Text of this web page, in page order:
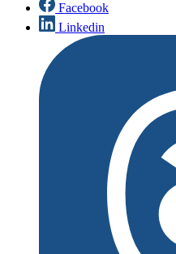
Facebook
Linkedin